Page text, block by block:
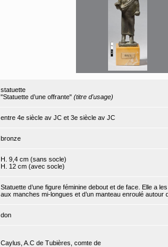
statuette
"Statuette d’une offrante" (titre d'usage)
entre 4e siècle av JC et 3e siècle av JC
bronze
H. 9,4 cm (sans socle)
H. 12 cm (avec socle)
Statuette d’une figure féminine debout et de face. Elle a
aux manches mi-longues et d’un manteau enroulé
don
Caylus, A.C de Tubières, comte de